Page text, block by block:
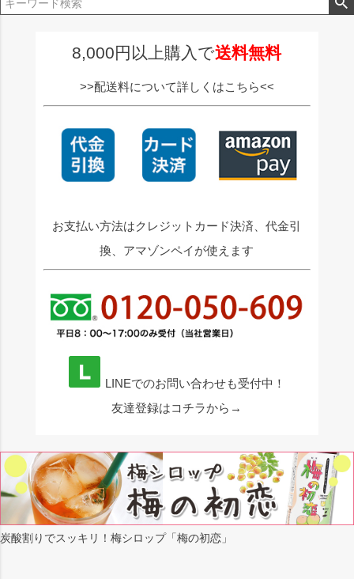
ジト
8,000円以上購入で送料無料
>>配送料について詳しくはこちら<<
お支払い方法はクレジットカード決済、代金引
換、アマゾンペイが使えます
LINEでのお問い合わせも受付中！
友達登録はコチラから→
炭酸割りでスッキリ！梅シロップ「梅の初恋」